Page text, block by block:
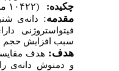
چکیده:
(۱۰۴۲۲ مشاهده)
مقدمه: دانه‌ی
فیتواستروژنی
سبب افزایش حجم
هدف: هدف مقایسه‌ی
و دمنوش دانه‌ی